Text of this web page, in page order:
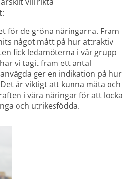
för de gröna näringarna. Fram
något mått på hur attraktiv
fick ledamöterna i vår grupp
vi tagit fram ett antal
ger en indikation på hur
är viktigt att kunna mäta och
i våra näringar för att locka
och utrikesfödda.